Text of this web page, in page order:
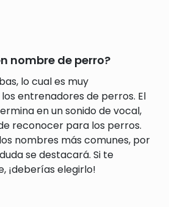
nombre de perro?
lo cual es muy
entrenadores de perros. El
en un sonido de vocal,
reconocer para los perros.
nombres más comunes, por
se destacará. Si te
¡deberías elegirlo!